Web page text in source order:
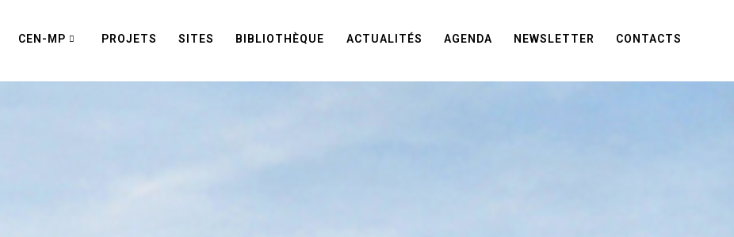
CEN-MP PROJETS SITES BIBLIOTHÈQUE ACTUALITÉS AGENDA NEWSLETTER CONTACTS